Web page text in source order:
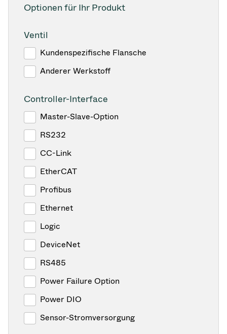
Optionen für Ihr Produkt
Ventil
Kundenspezifische Flansche
Anderer Werkstoff
Controller-Interface
Master-Slave-Option
RS232
CC-Link
EtherCAT
Profibus
Ethernet
Logic
DeviceNet
RS485
Power Failure Option
Power DIO
Sensor-Stromversorgung